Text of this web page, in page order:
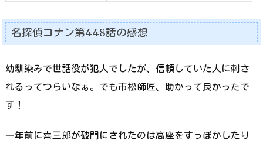
名探偵コナン第448話の感想
幼馴染みで世話役が犯人でしたが、信頼していた人に刺さ
れるってつらいなぁ。でも市松師匠、助かって良かったで
す！
一年前に喜三郎が破門にされたのは高座をすっぽかしたり